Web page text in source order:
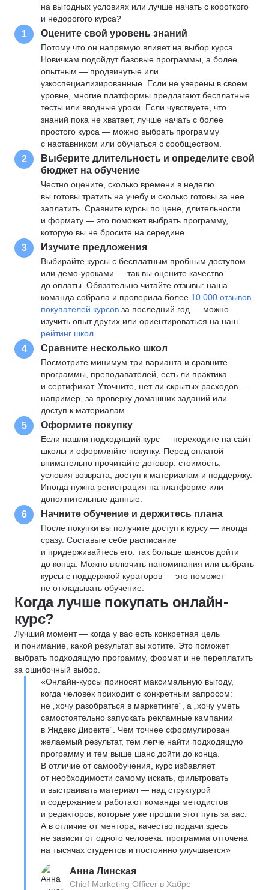
на выгодных условиях или лучше начать с короткого
и недорогого курса?
1 Оцените свой уровень знаний
Потому что он напрямую влияет на выбор курса.
Новичкам подойдут базовые программы, а более
опытным — продвинутые или
узкоспециализированные. Если не уверены в своем
уровне, многие платформы предлагают бесплатные
тесты или вводные уроки. Если чувствуете, что
знаний пока не хватает, лучше начать с более
простого курса — можно выбрать программу
с наставником или обучаться с сообществом.
2
Выберите длительность и определите свой
бюджет на обучение
Честно оцените, сколько времени в неделю
вы готовы тратить на учебу и сколько готовы за нее
заплатить. Сравните курсы по цене, длительности
и формату — это поможет выбрать программу,
которую вы не бросите на середине.
3 Изучите предложения
Выбирайте курсы с бесплатным пробным доступом
или демо-уроками — так вы оцените качество
до оплаты. Обязательно читайте отзывы: наша
команда собрала и проверила более 10 000 отзывов
покупателей курсов за последний год — можно
изучить опыт других или ориентироваться на наш
рейтинг школ
4 Сравните несколько школ
Посмотрите минимум три варианта и сравните
программы, преподавателей, есть ли практика
и сертификат. Уточните, нет ли скрытых расходов —
например, за проверку домашних заданий или
доступ к материалам.
5 Оформите покупку
Если нашли подходящий курс — переходите на сайт
школы и оформляйте покупку. Перед оплатой
внимательно прочитайте договор: стоимость,
условия возврата, доступ к материалам и поддержку.
Иногда нужна регистрация на платформе или
дополнительные данные.
6 Начните обучение и держитесь плана
После покупки вы получите доступ к курсу — иногда
сразу. Составьте себе расписание
и придерживайтесь его: так больше шансов дойти
до конца. Можно включить напоминания или выбрать
курсы с поддержкой кураторов — это поможет
не откладывать обучение.
Когда лучше покупать онлайн-
курс?
Лучший момент — когда у вас есть конкретная цель
и понимание, какой результат вы хотите. Это поможет
выбрать подходящую программу, формат и не переплатить
за ошибочный выбор.
«Онлайн-курсы приносят максимальную выгоду,
когда человек приходит с конкретным запросом:
не „хочу разобраться в маркетинге“, а „хочу уметь
самостоятельно запускать рекламные кампании
в Яндекс Директе“. Чем точнее сформулирован
желаемый результат, тем легче найти подходящую
программу и тем выше шанс дойти до конца.
В отличие от самообучения, курс избавляет
от необходимости самому искать, фильтровать
и выстраивать материал — над структурой
и содержанием работают команды методистов
и редакторов, которые уже прошли этот путь за вас.
А в отличие от ментора, качество подачи здесь
не зависит от одного человека: программа отточена
на тысячах студентов и постоянно улучшается»
Анна Линская
Chief Marketing Officer в Хабре